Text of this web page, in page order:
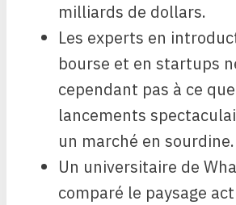
milliards de dollars.
Les experts en
bourse et en startups
cependant pas à ce
lancements
un marché en sourdine.
Un universitaire de
comparé le paysage